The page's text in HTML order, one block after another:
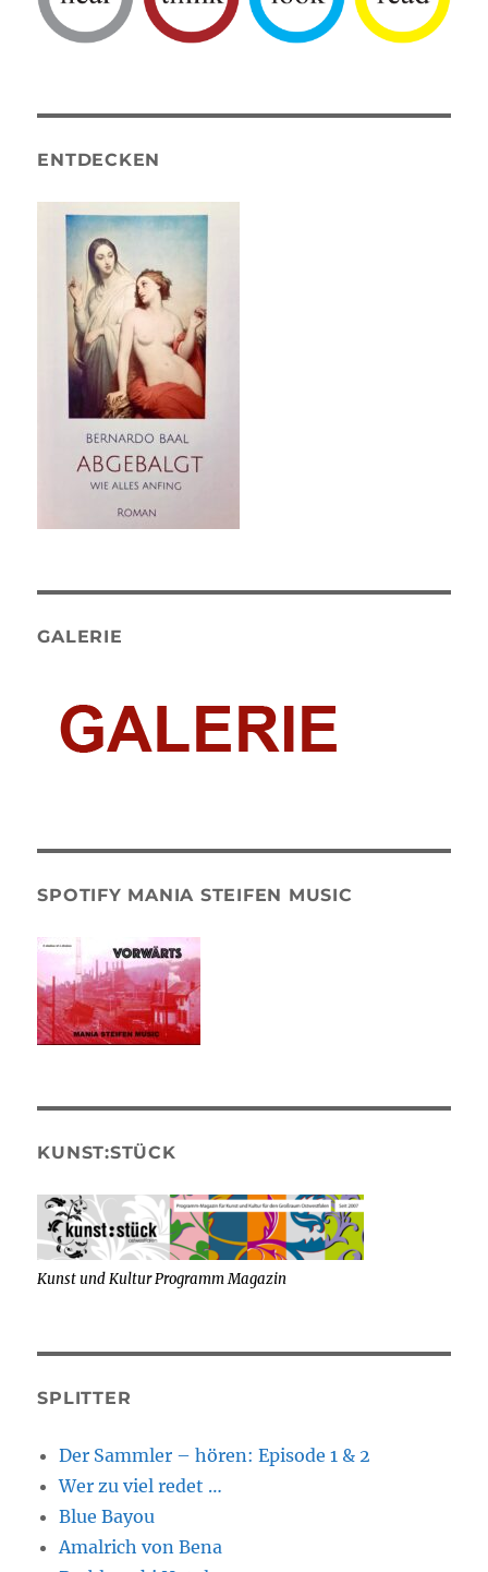
ENTDECKEN
GALERIE
SPOTIFY MANIA STEIFEN MUSIC
KUNST:STÜCK
Kunst und Kultur Programm Magazin
SPLITTER
Der Sammler – hören: Episode 1 & 2
Wer zu viel redet …
Blue Bayou
Amalrich von Bena